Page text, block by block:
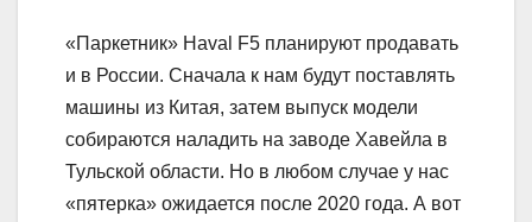
«Паркетник» Haval F5 планируют продавать
и в России. Сначала к нам будут поставлять
машины из Китая, затем выпуск модели
собираются наладить на заводе Хавейла в
Тульской области. Но в любом случае у нас
«пятерка» ожидается после 2020 года. А вот